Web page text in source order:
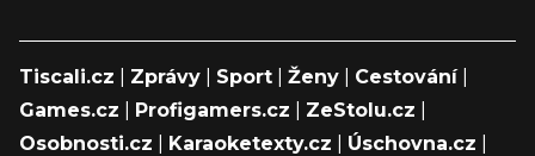
Tiscali.cz Zprávy Sport Ženy Cestování|
Games.cz
Profigamers.cz ZeStolu.cz
Osobnosti.cz
Karaoketexty.cz Úschovna.cz